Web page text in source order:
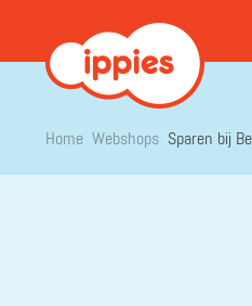
Home Webshops Sparen bij